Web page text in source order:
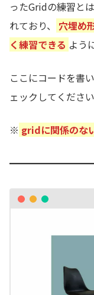
ったGridの練習と
れており、
穴埋め
く練習できる よう
ここにコードを書
ェックしてください
※ gridに関係のな